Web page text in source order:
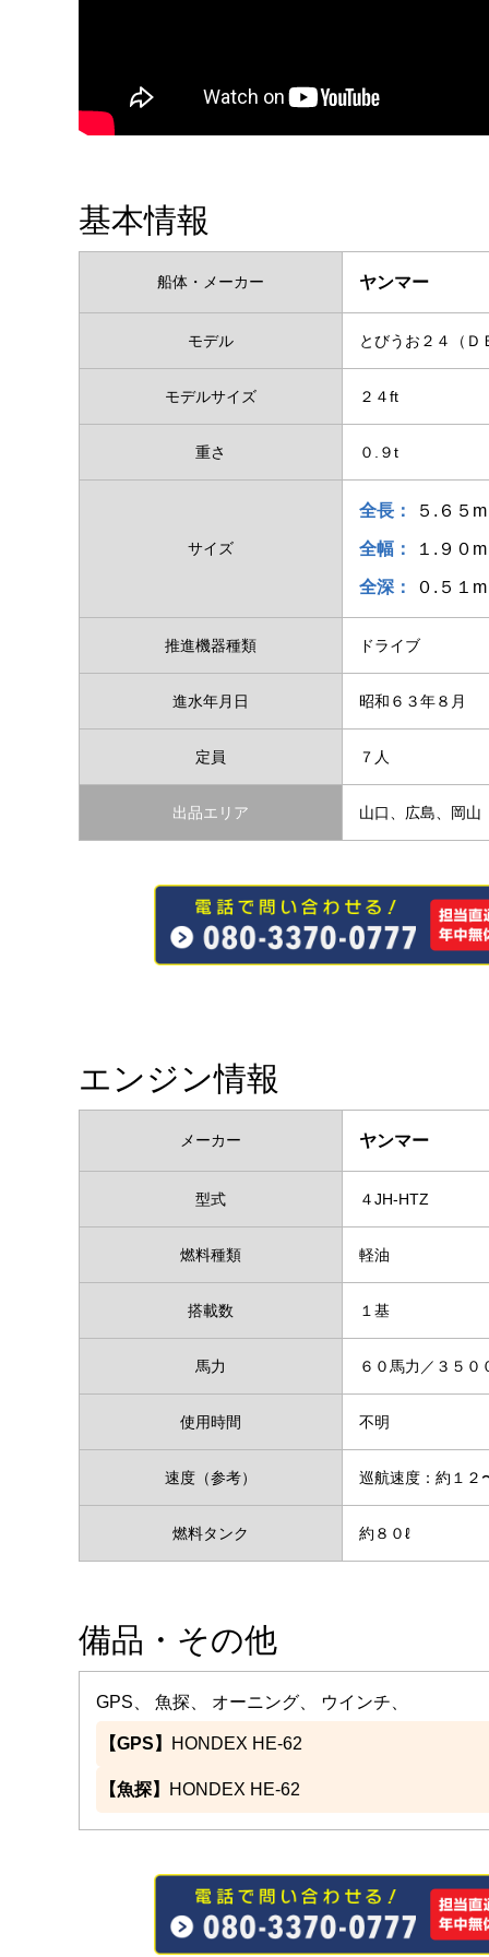
基本情報
船体・メーカー ヤンマー
モデル とびうお２４（Ｄ
モデルサイズ ２４ft
重さ ０.９t
サイズ
全長： ５.６５m
全幅： １.９０m
全深： ０.５１m
推進機器種類 ドライブ
進水年月日 昭和６３年８月
定員 ７人
出品エリア 山口、広島、岡山
エンジン情報
メーカー ヤンマー
型式 ４JH-HTZ
燃料種類 軽油
搭載数 １基
馬力 ６０馬力／３５０
使用時間 不明
速度（参考） 巡航速度：約１
燃料タンク 約８０ℓ
備品・その他
GPS、 魚探、 オーニング、 ウインチ、
【GPS】 HONDEX HE-62
【魚探】 HONDEX HE-62